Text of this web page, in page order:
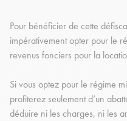
Pour bénéficier de cette
impérativement opter pour le
revenus fonciers pour la
Si vous optez pour le régime
profiterez seulement d’un
déduire ni les charges, ni les